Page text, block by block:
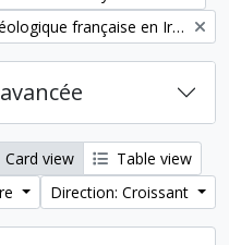
Mission de Suse. Délégation archéologique française en Iran
Card view
Table view
Direction: Croissant